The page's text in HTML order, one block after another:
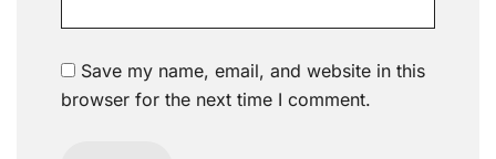
Save my name, email, and website in this
browser for the next time I comment.